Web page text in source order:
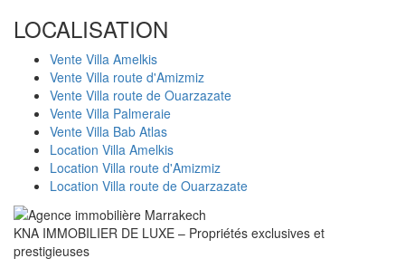
LOCALISATION
Vente Villa Amelkis
Vente Villa route d'Amizmiz
Vente Villa route de Ouarzazate
Vente Villa Palmeraie
Vente Villa Bab Atlas
Location Villa Amelkis
Location Villa route d'Amizmiz
Location Villa route de Ouarzazate
KNA IMMOBILIER DE LUXE – Propriétés exclusives et
prestigieuses